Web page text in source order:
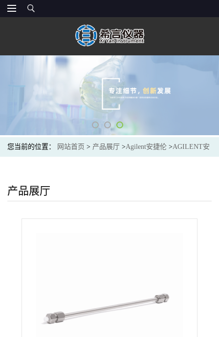
您当前的位置： 网站首页 > 产品展厅 >Agilent安捷伦 >AGILENT安
4.6x250
产品展厅